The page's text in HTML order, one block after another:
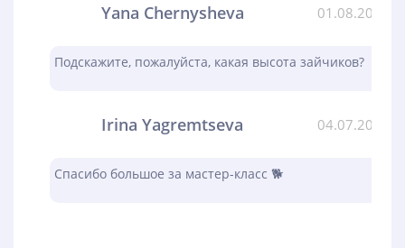
Yana Chernysheva 01.08.2023
Подскажите, пожалуйста, какая высота зайчиков?
Irina Yagremtseva 04.07.2023
Спасибо большое за мастер-класс 🐕